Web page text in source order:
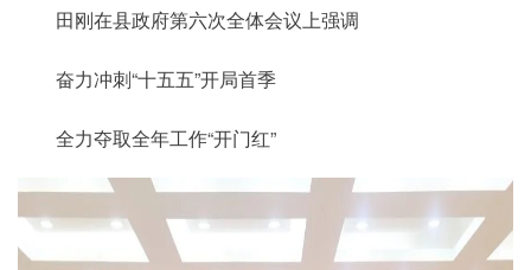
田刚在县政府第六次全体会议上强调
奋力冲刺“十五五”开局首季
全力夺取全年工作“开门红”